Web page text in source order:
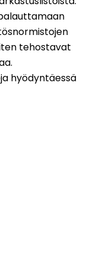
tehostavat
hyödyntäessä